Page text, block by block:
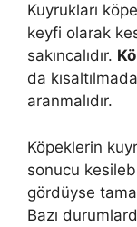
Kuyrukları
keyfi olarak
sakıncalıdır.
da
aranmalıdır.
Köpeklerin
sonucu
gördüyse
Bazı